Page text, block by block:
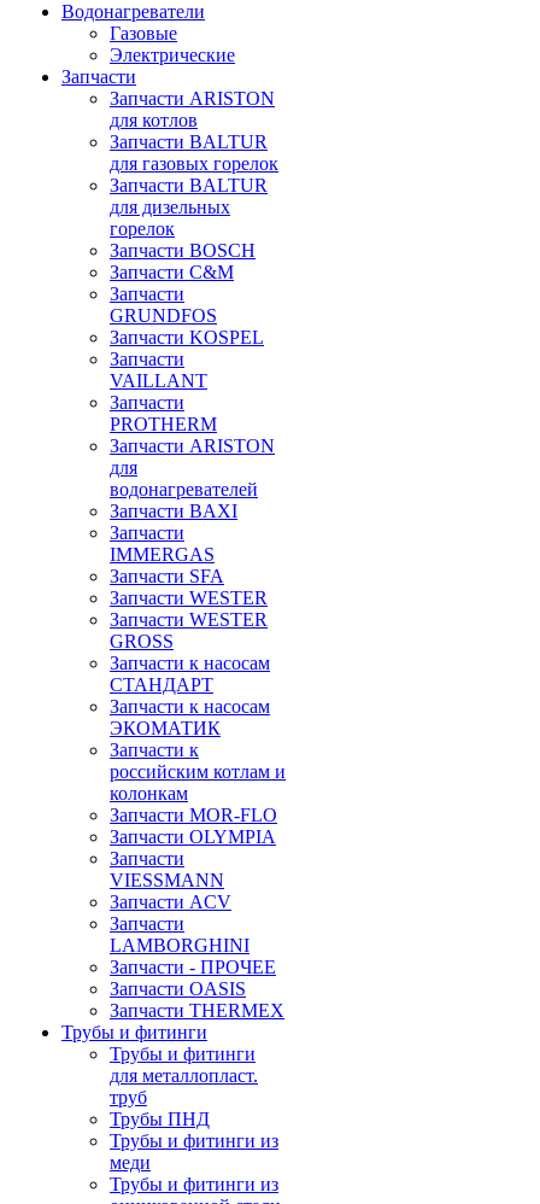
Водонагреватели
Газовые
Электрические
Запчасти
Запчасти ARISTON
для котлов
Запчасти BALTUR
для газовых горелок
Запчасти BALTUR
для дизельных
горелок
Запчасти BOSCH
Запчасти C&M
Запчасти
GRUNDFOS
Запчасти KOSPEL
Запчасти
VAILLANT
Запчасти
PROTHERM
Запчасти ARISTON
для
водонагревателей
Запчасти BAXI
Запчасти
IMMERGAS
Запчасти SFA
Запчасти WESTER
Запчасти WESTER
GROSS
Запчасти к насосам
СТАНДАРТ
Запчасти к насосам
ЭКОМАТИК
Запчасти к
российским котлам и
колонкам
Запчасти MOR-FLO
Запчасти OLYMPIA
Запчасти
VIESSMANN
Запчасти ACV
Запчасти
LAMBORGHINI
Запчасти - ПРОЧЕЕ
Запчасти OASIS
Запчасти THERMEX
Трубы и фитинги
Трубы и фитинги
для металлопласт.
труб
Трубы ПНД
Трубы и фитинги из
меди
Трубы и фитинги из